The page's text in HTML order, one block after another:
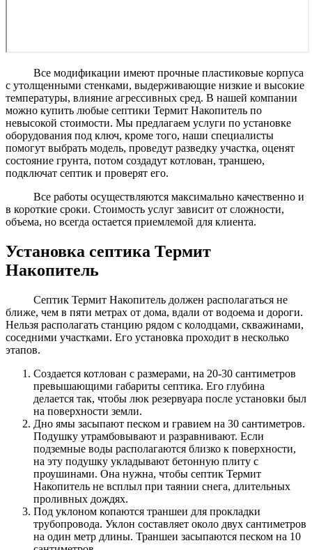
Все модификации имеют прочные пластиковые корпуса
с утолщенными стенками, выдерживающие низкие и высокие
температуры, влияние агрессивных сред. В нашей компании
можно купить любые септики Термит Накопитель по
невысокой стоимости. Мы предлагаем услуги по установке
оборудования под ключ, кроме того, наши специалисты
помогут выбрать модель, проведут разведку участка, оценят
состояние грунта, потом создадут котлован, траншею,
подключат септик и проверят его.
Все работы осуществляются максимально качественно и
в короткие сроки. Стоимость услуг зависит от сложности,
объема, но всегда остается приемлемой для клиента.
Установка септика Термит
Накопитель
Септик Термит Накопитель должен располагаться не
ближе, чем в пяти метрах от дома, вдали от водоема и дороги.
Нельзя располагать станцию рядом с колодцами, скважинами,
соседними участками. Его установка проходит в несколько
этапов.
Создается котлован с размерами, на 20-30 сантиметров
превышающими габариты септика. Его глубина
делается так, чтобы люк резервуара после установки был
на поверхности земли.
Дно ямы засыпают песком и гравием на 30 сантиметров.
Подушку утрамбовывают и разравнивают. Если
подземные воды располагаются близко к поверхности,
на эту подушку укладывают бетонную плиту с
проушинами. Она нужна, чтобы септик Термит
Накопитель не всплыл при таянии снега, длительных
проливных дождях.
Под уклоном копаются траншеи для прокладки
трубопровода. Уклон составляет около двух сантиметров
на один метр длины. Траншеи засыпаются песком на 10